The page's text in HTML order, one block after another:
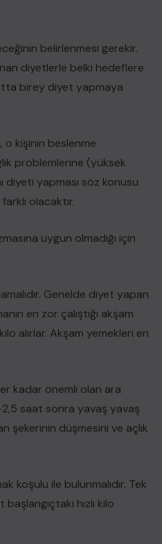
belirlenmesi gerekir.
diyetlerle belki hedeflere
birey diyet yapmaya
o kişinin beslenme
problemlerine (yüksek
yapması söz konusu
olacaktır.
uygun olmadığı için
Genelde diyet yapan
en zor çalıştığı akşam
alırlar. Akşam yemekleri en
kadar önemli olan ara
saat sonra yavaş yavaş
şekerinin düşmesini ve açlık
koşulu ile bulunmalıdır. Tek
hızlı kilo